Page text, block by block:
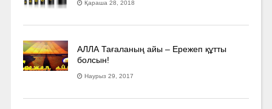
Қараша 28, 2018
АЛЛА Тағаланың айы – Ережеп құтты
болсын!
Наурыз 29, 2017